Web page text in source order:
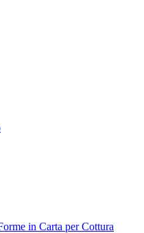
in Carta per Cottura